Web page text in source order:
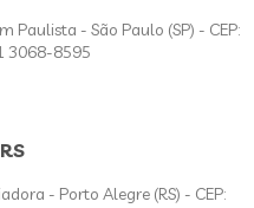
Paulista - São Paulo (SP) - CEP:
3068-8595
- Porto Alegre (RS) - CEP: